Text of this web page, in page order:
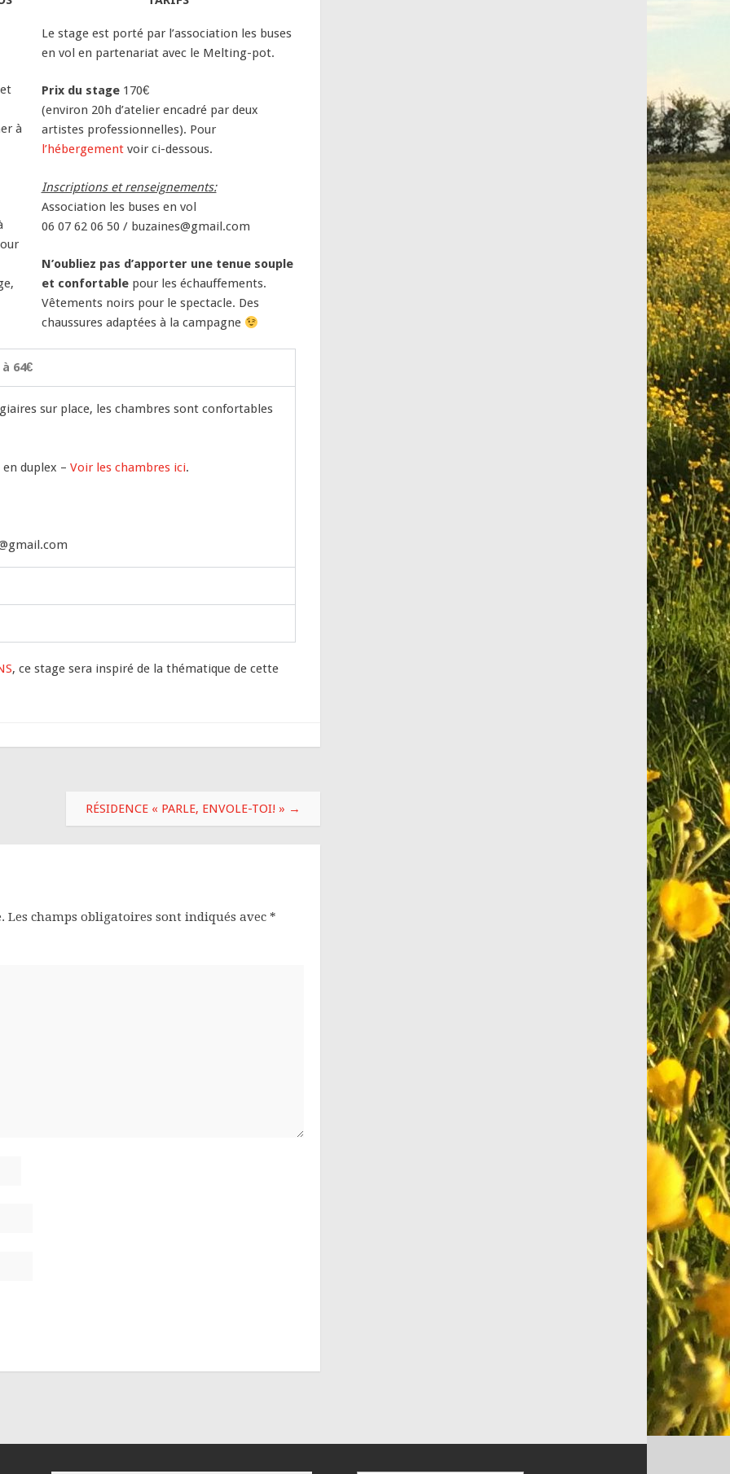
à
Le stage est porté par l’association les buses
en vol en partenariat avec le Melting-pot.
Prix du stage 170€
(environ 20h d’atelier encadré par deux
artistes professionnelles). Pour
l’hébergementvoir ci-dessous.
Inscriptions et renseignements:
Association les buses en vol
06 07 62 06 50 / buzaines@gmail.com
N’oubliez pas d’apporter une tenue souple
et confortablepour les échauffements.
Vêtements noirs pour le spectacle. Des
chaussures adaptées à la campagne
64€
sur place, les chambres sont confortables
duplex – Voir les chambres ici.
, ce stage sera inspiré de la thématique de cette
RÉSIDENCE « PARLE, ENVOLE-TOI! » →
Les champs obligatoires sont indiqués avec *